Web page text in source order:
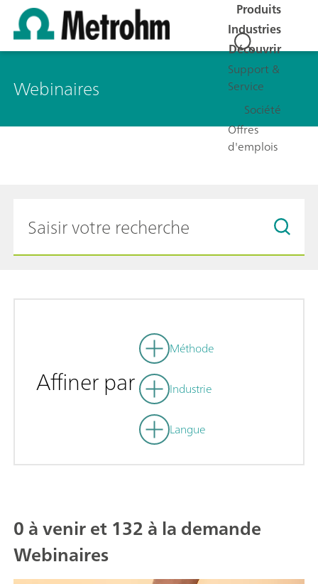
Produits
Industries
Découvrir
Support &
Service
Société
Offres
d'emplois
Webinaires
Affiner par
Méthode
Industrie
Langue
0 à venir et 132 à la demande
Webinaires